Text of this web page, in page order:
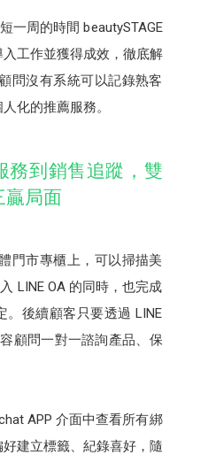
一周的時間 beautySTAGE
工作並獲得成效，徹底解
問沒有系統可以記錄熟客
化的推薦服務。
務到銷售追蹤，雙
贏局面
門市專櫃上，可以掃描美
LINE OA 的同時，也完成
。後續顧客只要透過 LINE
顧問一對一諮詢產品、保
APP 介面中查看所有綁
建立標籤、紀錄喜好，隨